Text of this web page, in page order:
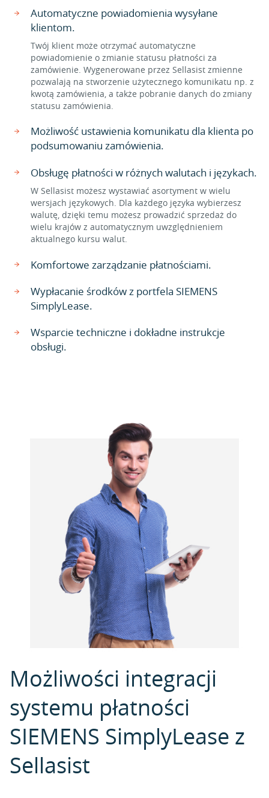
Automatyczne powiadomienia wysyłane
klientom.
Twój klient może otrzymać automatyczne
powiadomienie o zmianie statusu płatności za
zamówienie. Wygenerowane przez Sellasist zmienne
pozwalają na stworzenie użytecznego komunikatu np. z
kwotą zamówienia, a także pobranie danych do zmiany
statusu zamówienia.
Możliwość ustawienia komunikatu dla klienta po
podsumowaniu zamówienia.
Obsługę płatności w różnych walutach i językach.
W Sellasist możesz wystawiać asortyment w wielu
wersjach językowych. Dla każdego języka wybierzesz
walutę, dzięki temu możesz prowadzić sprzedaż do
wielu krajów z automatycznym uwzględnieniem
aktualnego kursu walut.
Komfortowe zarządzanie płatnościami.
Wypłacanie środków z portfela SIEMENS
SimplyLease.
Wsparcie techniczne i dokładne instrukcje
obsługi.
Możliwości integracji
systemu płatności
SIEMENS SimplyLease z
Sellasist